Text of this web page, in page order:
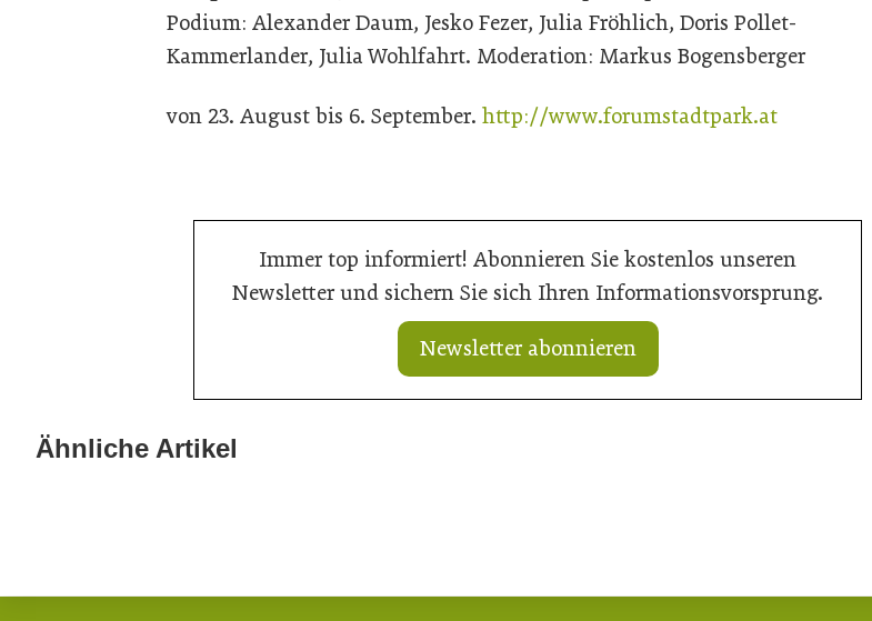
Podium: Alexander Daum, Jesko Fezer, Julia Fröhlich, Doris Pollet-
Kammerlander, Julia Wohlfahrt. Moderation: Markus Bogensberger
von 23. August bis 6. September. http://www.forumstadtpark.at
Immer top informiert! Abonnieren Sie kostenlos unseren
Newsletter und sichern Sie sich Ihren Informationsvorsprung.
Newsletter abonnieren
Ähnliche Artikel
20. Juli 2026